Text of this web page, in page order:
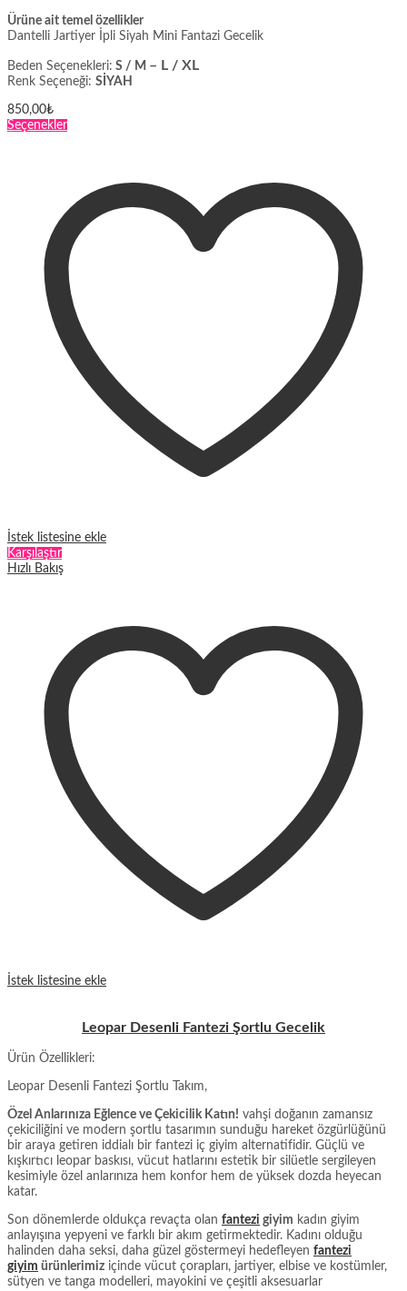
Ürüne ait temel özellikler
Dantelli Jartiyer İpli Siyah Mini Fantazi Gecelik
Beden Seçenekleri: S / M – L / XL
Renk Seçeneği: SİYAH
850,00₺
SeçeneklerBu
varyasyonu
var.
Seçenekler
ürün
sayfasından
seçilebilir
İstek listesine ekle
Karşılaştır
Hızlı Bakış
İstek listesine ekle
Leopar Desenli Fantezi Şortlu Gecelik
Ürün Özellikleri:
Leopar Desenli Fantezi Şortlu Takım,
Özel Anlarınıza Eğlence ve Çekicilik Katın! vahşi doğanın zamansız
çekiciliğini ve modern şortlu tasarımın sunduğu hareket özgürlüğünü
bir araya getiren iddialı bir fantezi iç giyim alternatifidir. Güçlü ve
kışkırtıcı leopar baskısı, vücut hatlarını estetik bir silüetle sergileyen
kesimiyle özel anlarınıza hem konfor hem de yüksek dozda heyecan
katar.
Son dönemlerde oldukça revaçta olan fantezi giyim kadın giyim
anlayışına yepyeni ve farklı bir akım getirmektedir. Kadını olduğu
halinden daha seksi, daha güzel göstermeyi hedefleyen fantezi
giyim ürünlerimiz içinde vücut çorapları, jartiyer, elbise ve kostümler,
sütyen ve tanga modelleri, mayokini ve çeşitli aksesuarlar